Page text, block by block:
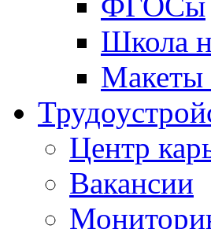
Школа
Макеты
Центр
Вакансии